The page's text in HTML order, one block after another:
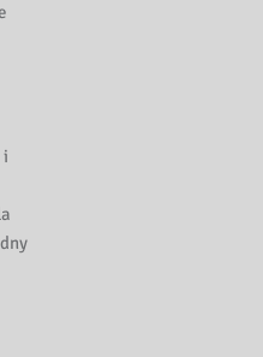
i